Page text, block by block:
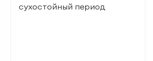
сухостойный период